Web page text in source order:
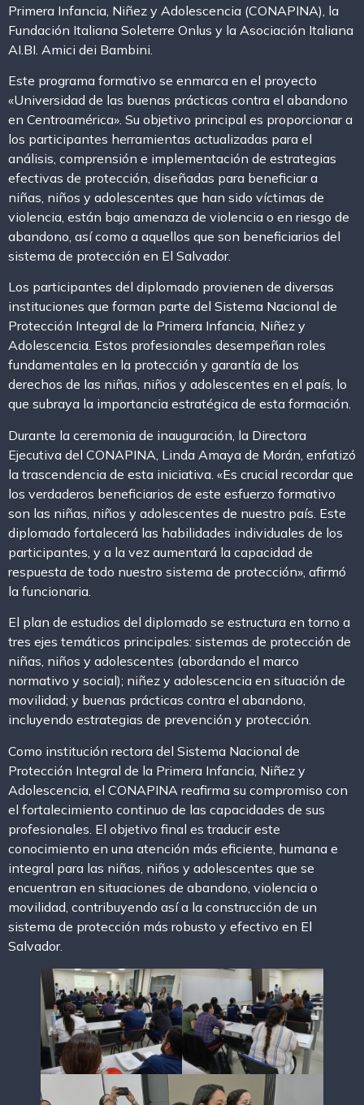
Primera Infancia, Niñez y Adolescencia (CONAPINA), la
Fundación Italiana Soleterre Onlus y la Asociación Italiana
AI.BI. Amici dei Bambini.
Este programa formativo se enmarca en el proyecto
«Universidad de las buenas prácticas contra el abandono
en Centroamérica». Su objetivo principal es proporcionar a
los participantes herramientas actualizadas para el
análisis, comprensión e implementación de estrategias
efectivas de protección, diseñadas para beneficiar a
niñas, niños y adolescentes que han sido víctimas de
violencia, están bajo amenaza de violencia o en riesgo de
abandono, así como a aquellos que son beneficiarios del
sistema de protección en El Salvador.
Los participantes del diplomado provienen de diversas
instituciones que forman parte del Sistema Nacional de
Protección Integral de la Primera Infancia, Niñez y
Adolescencia. Estos profesionales desempeñan roles
fundamentales en la protección y garantía de los
derechos de las niñas, niños y adolescentes en el país, lo
que subraya la importancia estratégica de esta formación.
Durante la ceremonia de inauguración, la Directora
Ejecutiva del CONAPINA, Linda Amaya de Morán, enfatizó
la trascendencia de esta iniciativa. «Es crucial recordar que
los verdaderos beneficiarios de este esfuerzo formativo
son las niñas, niños y adolescentes de nuestro país. Este
diplomado fortalecerá las habilidades individuales de los
participantes, y a la vez aumentará la capacidad de
respuesta de todo nuestro sistema de protección», afirmó
la funcionaria.
El plan de estudios del diplomado se estructura en torno a
tres ejes temáticos principales: sistemas de protección de
niñas, niños y adolescentes (abordando el marco
normativo y social); niñez y adolescencia en situación de
movilidad; y buenas prácticas contra el abandono,
incluyendo estrategias de prevención y protección.
Como institución rectora del Sistema Nacional de
Protección Integral de la Primera Infancia, Niñez y
Adolescencia, el CONAPINA reafirma su compromiso con
el fortalecimiento continuo de las capacidades de sus
profesionales. El objetivo final es traducir este
conocimiento en una atención más eficiente, humana e
integral para las niñas, niños y adolescentes que se
encuentran en situaciones de abandono, violencia o
movilidad, contribuyendo así a la construcción de un
sistema de protección más robusto y efectivo en El
Salvador.